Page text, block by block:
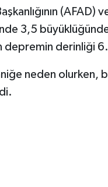
(AFAD)
3,5
depremin derinliği
neden